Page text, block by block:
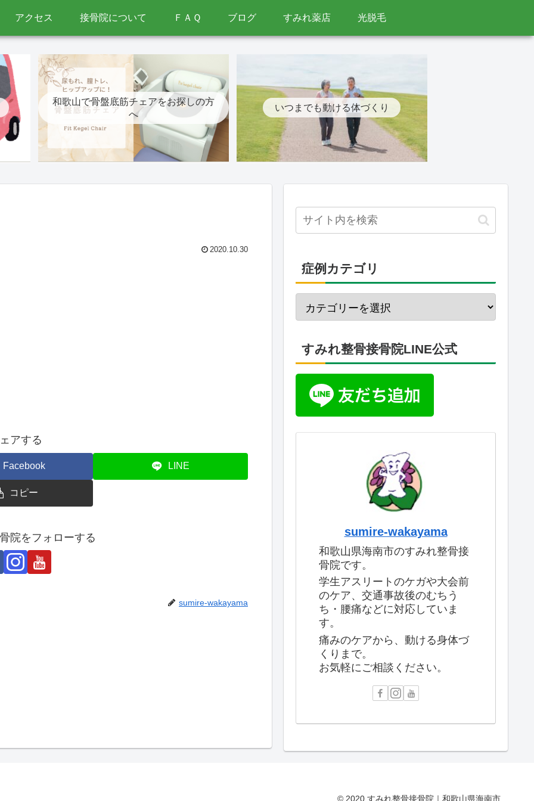
アクセス 接骨院について ＦＡＱ ブログ すみれ薬店 光脱毛
和歌山で骨盤底筋チェアをお探しの方
へ
いつまでも動ける体づくり
2020.10.30
アする
Facebook LINE
コピー
院をフォローする
sumire-wakayama
症例カテゴリ
すみれ整骨接骨院LINE公式
sumire-wakayama
和歌山県海南市のすみれ整骨接
骨院です。
学生アスリートのケガや大会前
のケア、交通事故後のむちう
ち・腰痛などに対応していま
す。
痛みのケアから、動ける身体づ
くりまで。
お気軽にご相談ください。
© 2020 すみれ整骨接骨院｜和歌山県海南市.